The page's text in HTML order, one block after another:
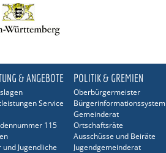
& ANGEBOTE
Service
115
und Jugendliche
POLITIK & GREMIEN
Oberbürgermeister
Bürgerinformationssystem
Gemeinderat
Ortschaftsräte
Ausschüsse und Beiräte
Jugendgemeinderat